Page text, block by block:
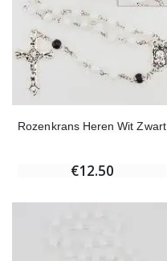
Rozenkrans Heren Wit Zwart
€12.50